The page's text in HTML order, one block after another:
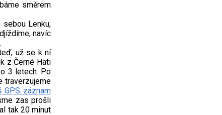
směrem
Lenku,
navíc
už se k ní
z Černé Hati
3 letech. Po
traverzujeme
GPS záznam
zas prošli
tak 20 minut